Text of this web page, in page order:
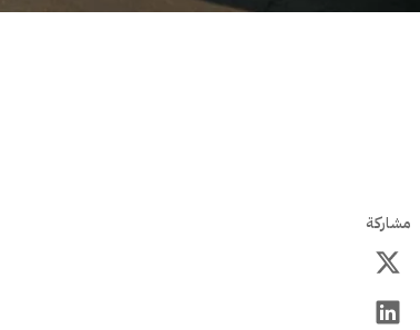
مشاركة